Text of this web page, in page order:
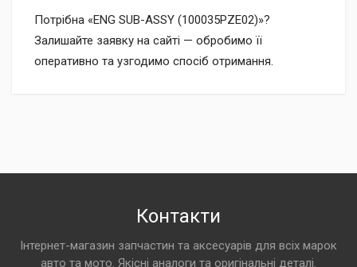
Потрібна «ENG SUB-ASSY (100035PZE02)»?
Залишайте заявку на сайті — обробимо її
оперативно та узгодимо спосіб отримання.
Контакти
Інтернет-магазин запчастин та аксесуарів для всіх марок
авто та мото. Якісні аналоги та оригінальні деталі.